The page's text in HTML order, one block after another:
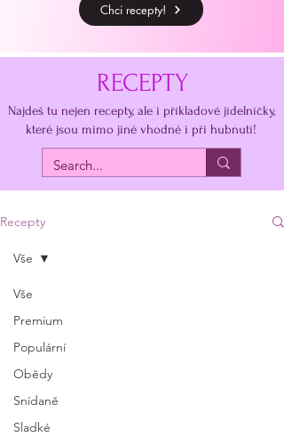
Chci recepty!
RECEPTY
Najdeš tu nejen recepty, ale i příkladové jídelníčky,
které jsou mimo jiné vhodné i při hubnutí!
Recepty
Vše
Premium
Populární
Obědy
Snídaně
Sladké
Vše